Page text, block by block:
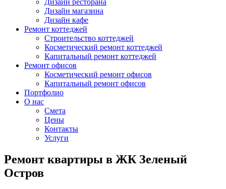
Дизайн ресторана
Дизайн магазина
Дизайн кафе
Ремонт коттеджей
Строительство коттеджей
Косметический ремонт коттеджей
Капитальный ремонт коттеджей
Ремонт офисов
Косметический ремонт офисов
Капитальный ремонт офисов
Портфолио
О нас
Смета
Цены
Контакты
Услуги
Ремонт квартиры в ЖК Зеленый
Остров